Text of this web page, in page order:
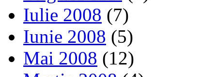
Iulie 2008 (7)
Iunie 2008 (5)
Mai 2008 (12)